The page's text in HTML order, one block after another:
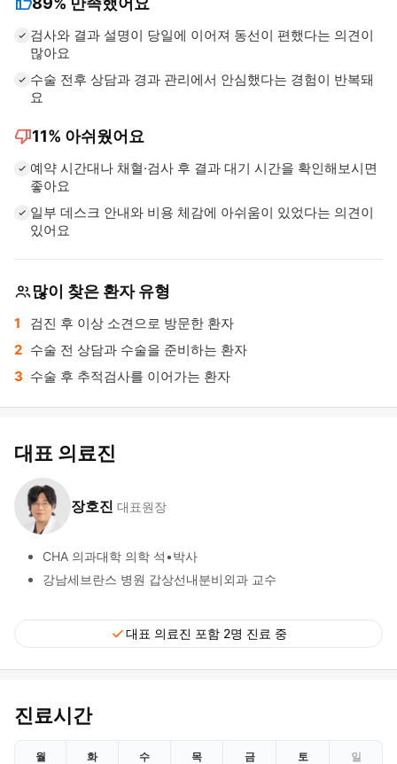
검사와 결과 설명이 당일에 이어져 동선이 편했다는 의견이
많아요
수술 전후 상담과 경과 관리에서 안심했다는 경험이 반복돼
요
thumb_down11% 아쉬웠어요
예약 시간대나 채혈·검사 후 결과 대기 시간을 확인해보시면
좋아요
일부 데스크 안내와 비용 체감에 아쉬움이 있었다는 의견이
있어요
많이 찾은 환자 유형
검진 후 이상 소견으로 방문한 환자
수술 전 상담과 수술을 준비하는 환자
수술 후 추적검사를 이어가는 환자
대표 의료진
장호진 대표원장
CHA 의과대학 의학 석•박사
강남세브란스 병원 갑상선내분비외과 교수
check대표 의료진 포함 2명 진료 중
진료시간
월 화 수 목 금 토 일